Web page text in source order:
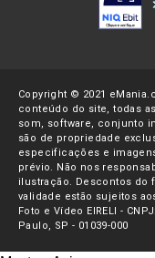
Copyright © 2021
conteúdo do site, todas
som, software, conjunto
são de propriedade
especificações e
prévio. Não nos
ilustração. Descontos do
validade estão sujeitos
Foto e Vídeo EIRELI -
Paulo, SP - 01039-000